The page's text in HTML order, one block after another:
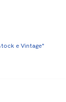
e Vintage"